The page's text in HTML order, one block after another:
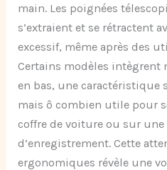
main. Les poignées
s’extraient et se rétractent
excessif, même après des
Certains modèles intègrent
en bas, une caractéristique
mais ô combien utile pour
coffre de voiture ou sur une
d’enregistrement. Cette
ergonomiques révèle une